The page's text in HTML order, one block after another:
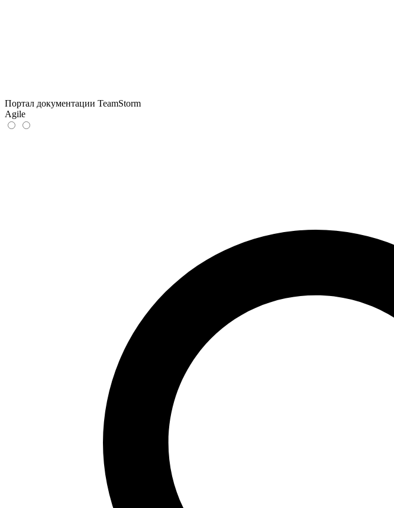
Портал документации TeamStorm
Agile